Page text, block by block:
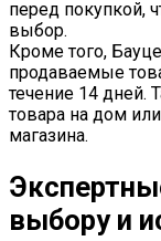
перед покупкой,
выбор.
Кроме того,
продаваемые
течение 14 дней.
товара на дом
магазина.
выбору и